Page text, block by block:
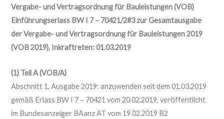
Vergabe- und Vertragsordnung für Bauleistungen (VOB)
Einführungserlass BW I 7 – 70421/2#3 zur Gesamtausgabe
der Vergabe- und Vertragsordnung für Bauleistungen 2019
(VOB 2019), Inkraftreten: 01.03.2019
(1) Teil A (VOB/A)
Abschnitt 1, Ausgabe 2019: anzuwenden seit dem 01.03.2019
gemäß Erlass BW I 7 – 70421 vom 20.02.2019, veröffentlicht
im Bundesanzeiger BAanz AT vom 19.02.2019 B2